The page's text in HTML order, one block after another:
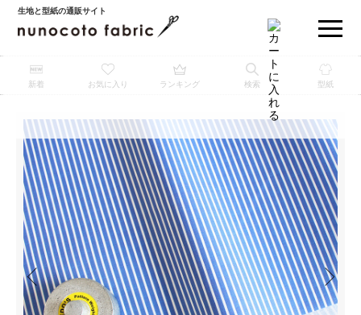
生地と型紙の通販サイト
新着 お気に入り ランキング 検索 型紙